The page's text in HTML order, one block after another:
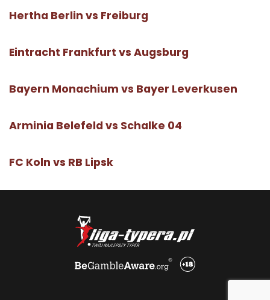
Hertha Berlin vs Freiburg
Eintracht Frankfurt vs Augsburg
Bayern Monachium vs Bayer Leverkusen
Arminia Belefeld vs Schalke 04
FC Koln vs RB Lipsk